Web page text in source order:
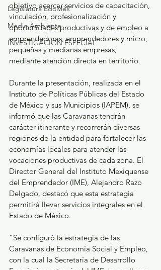
Legislatura EdoMéx
Medio Ambiente
INVESTIGACIÓN ESPECIAL
objetivo acercar servicios de capacitación,
vinculación, profesionalización y
oportunidades productivas y de empleo a
emprendedoras, emprendedores y micro,
pequeñas y medianas empresas,
mediante atención directa en territorio.
Durante la presentación, realizada en el
Instituto de Políticas Públicas del Estado
de México y sus Municipios (IAPEM), se
informó que las Caravanas tendrán
carácter itinerante y recorrerán diversas
regiones de la entidad para fortalecer las
economías locales para atender las
vocaciones productivas de cada zona. El
Director General del Instituto Mexiquense
del Emprendedor (IME), Alejandro Razo
Delgado, destacó que esta estrategia
permitirá llevar servicios integrales en el
Estado de México.
“Se configuró la estrategia de las
Caravanas de Economía Social y Empleo,
con la cual la Secretaría de Desarrollo